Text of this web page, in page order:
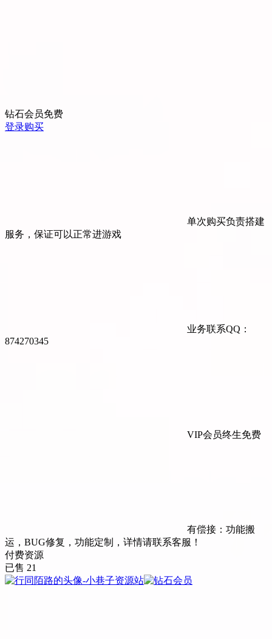
钻石会员免费
登录购买
单次购买负责搭建
服务，保证可以正常进游戏
业务联系QQ：
874270345
VIP会员终生免费
有偿接：功能搬
运，BUG修复，功能定制，详情请联系客服！
付费资源
已售 21